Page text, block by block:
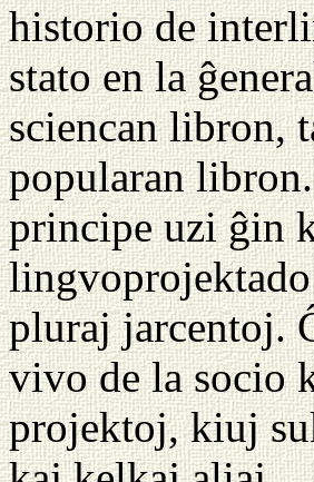
historio de
stato en la
sciencan libron,
popularan
principe uzi ĝin
pluraj jarcentoj.
vivo de la socio
projektoj, kiuj